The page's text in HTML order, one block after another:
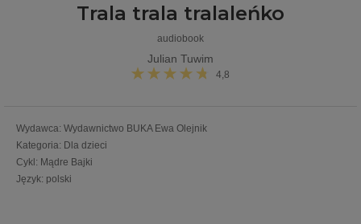
Trala trala tralaleńko
audiobook
Julian Tuwim
4,8
Wydawca: Wydawnictwo BUKA Ewa Olejnik
Kategoria: Dla dzieci
Cykl: Mądre Bajki
Język: polski